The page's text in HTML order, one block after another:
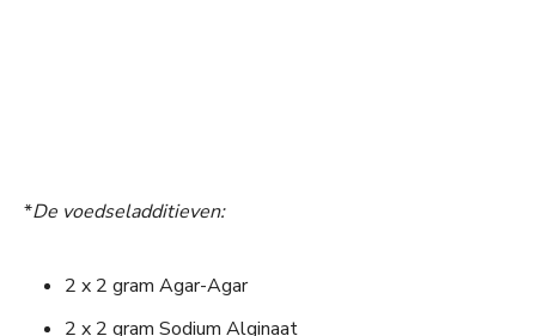
*De voedseladditieven:
2 x 2 gram Agar-Agar
2 x 2 gram Sodium Alginaat